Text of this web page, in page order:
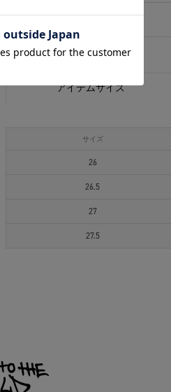
相談する
アイテムサイズ
サイズ
26
26.5
27
27.5